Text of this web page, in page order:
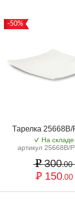
-50%
Тарелка 25668B/
На складе
артикул 25668B/
300.00
150.00